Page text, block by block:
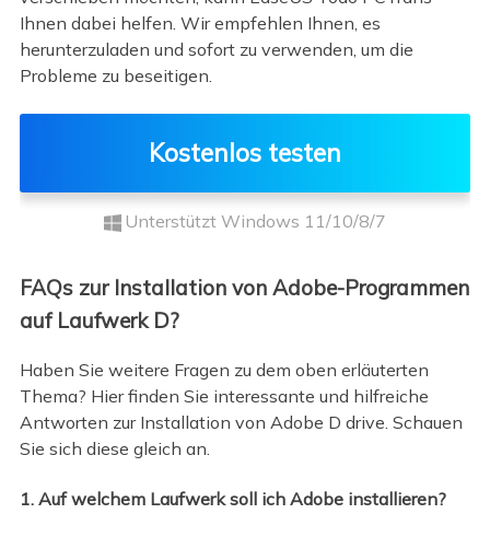
Ihnen dabei helfen. Wir empfehlen Ihnen, es
herunterzuladen und sofort zu verwenden, um die
Probleme zu beseitigen.
Kostenlos testen
Unterstützt Windows 11/10/8/7
FAQs zur Installation von Adobe-Programmen
auf Laufwerk D?
Haben Sie weitere Fragen zu dem oben erläuterten
Thema? Hier finden Sie interessante und hilfreiche
Antworten zur Installation von Adobe D drive. Schauen
Sie sich diese gleich an.
1. Auf welchem Laufwerk soll ich Adobe installieren?